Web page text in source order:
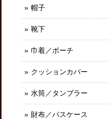
帽子
靴下
巾着／ポーチ
クッションカバー
水筒／タンブラー
財布／パスケース